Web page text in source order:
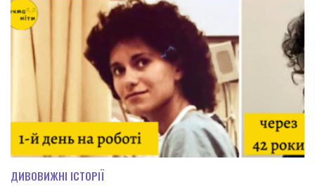
ДИВОВИЖНІ ІСТОРІЇ